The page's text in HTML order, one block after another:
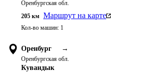
Оренбургская обл.
205 км Маршрут на карте
Кол-во машин: 1
Оренбург →
Оренбургская обл.
Кувандык